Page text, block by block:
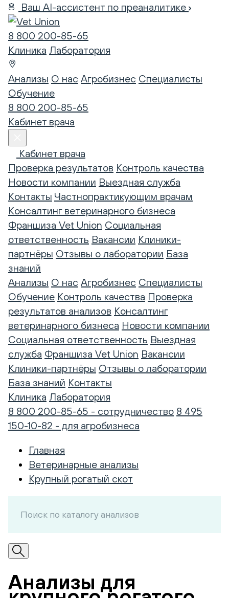
Ваш AI-ассистент по преаналитике
8 800 200-85-65
Клиника Лаборатория
Анализы О нас Агробизнес Специалисты
Обучение
8 800 200-85-65
Кабинет врача
Кабинет врача
Проверка результатов Контроль качества
Новости компании Выездная служба
Контакты Частнопрактикующим врачам
Консалтинг ветеринарного бизнеса
Франшиза Vet Union Социальная
ответственность Вакансии Клиники-
партнёры Отзывы о лаборатории База
знаний
Анализы О нас Агробизнес Специалисты
Обучение Контроль качества Проверка
результатов анализов Консалтинг
ветеринарного бизнеса Новости компании
Социальная ответственность Выездная
служба Франшиза Vet Union Вакансии
Клиники-партнёры Отзывы о лаборатории
База знаний Контакты
Клиника Лаборатория
8 800 200-85-65 - сотрудничество 8 495
150-10-82 - для агробизнеса
Главная
Ветеринарные анализы
Крупный рогатый скот
Анализы для